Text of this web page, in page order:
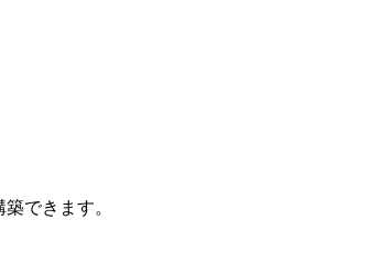
できます。